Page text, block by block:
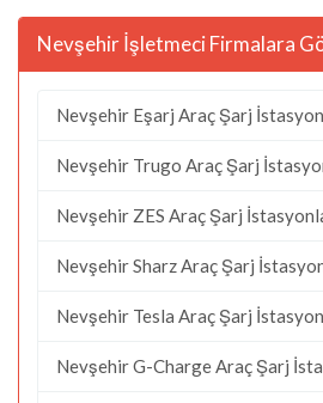
Nevşehir İşletmeci Firmalara
Nevşehir Eşarj Araç Şarj
Nevşehir Trugo Araç Şarj
Nevşehir ZES Araç Şarj
Nevşehir Sharz Araç Şarj
Nevşehir Tesla Araç Şarj
Nevşehir G-Charge Araç Şarj